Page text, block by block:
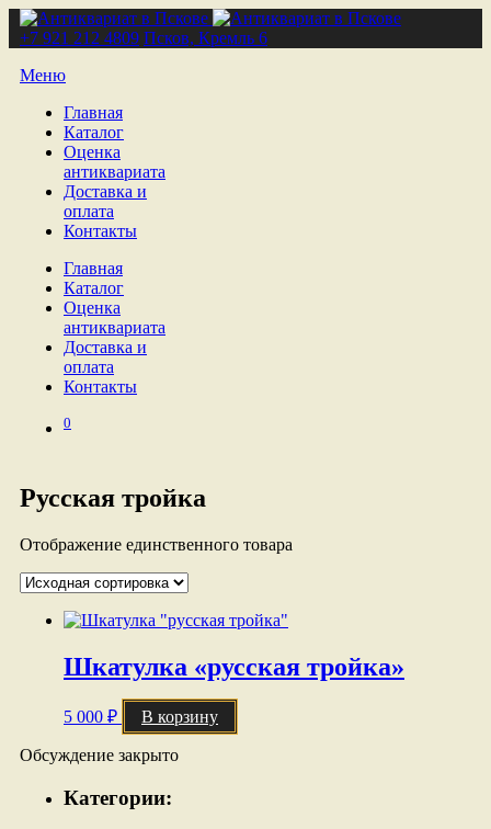
+7 921 212 4809 Псков, Кремль 6
Меню
Главная
Каталог
Оценка
антиквариата
Доставка и
оплата
Контакты
Главная
Каталог
Оценка
антиквариата
Доставка и
оплата
Контакты
0
Русская тройка
Отображение единственного товара
Шкатулка «русская тройка»
5 000 ₽ В корзину
Обсуждение закрыто
Категории: